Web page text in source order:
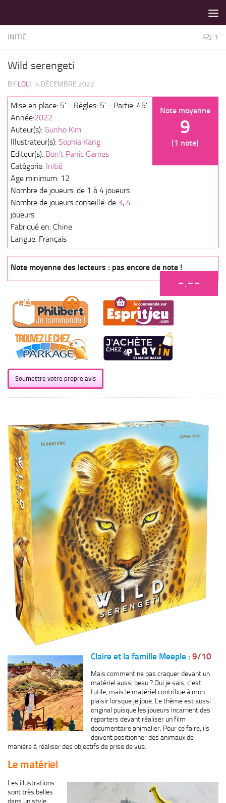
INITIÉ 1
Wild serengeti
BY LOLI · 4 DÉCEMBRE 2022
Note moyenne
9
(1 note)
Mise en place: 5' - Règles: 5' - Partie: 45'
Année:2022
Auteur(s): Gunho Kim
Illustrateur(s): Sophia Kang
Editeur(s): Don't Panic Games
Catégorie: Initié
Age minimum: 12
Nombre de joueurs: de 1 à 4 joueurs
Nombre de joueurs conseillé: de 3, 4
joueurs
Fabriqué en: Chine
Langue: Français
Note moyenne des lecteurs : pas encore de note !
-.--
Soumettre votre propre avis
Claire et la famille Meeple : 9/10
Mais comment ne pas craquer devant un
matériel aussi beau ? Oui je sais, c’est
futile, mais le matériel contribue à mon
plaisir lorsque je joue. Le thème est aussi
original puisque les joueurs incarnent des
reporters devant réaliser un film
documentaire animalier. Pour ce faire, ils
doivent positionner des animaux de
manière à réaliser des objectifs de prise de vue.
Le matériel
Les illustrations
sont très belles
dans un style